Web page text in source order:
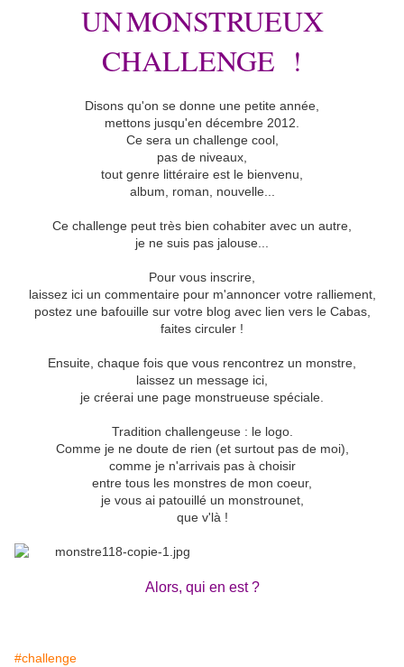
UNMONSTRUEUX
CHALLENGE !
Disons qu'on se donne une petite année,
mettons jusqu'en décembre 2012.
Ce sera un challenge cool,
pas de niveaux,
tout genre littéraire est le bienvenu,
album, roman, nouvelle...
Ce challenge peut très bien cohabiter avec un autre,
je ne suis pas jalouse...
Pour vous inscrire,
laissez ici un commentaire pour m'annoncer votre ralliement,
postez une bafouille sur votre blog avec lien vers le Cabas,
faites circuler !
Ensuite, chaque fois que vous rencontrez un monstre,
laissez un message ici,
je créerai une page monstrueuse spéciale.
Tradition challengeuse : le logo.
Comme je ne doute de rien (et surtout pas de moi),
comme je n'arrivais pas à choisir
entre tous les monstres de mon coeur,
je vous ai patouillé un monstrounet,
que v'là !
Alors, qui en est ?
#challenge